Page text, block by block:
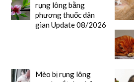
rụng lông bằng
phương thuốc dân
gian Update 08/2026
Mèo bị rụng lông